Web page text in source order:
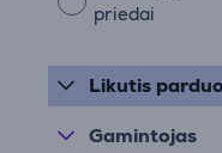
priedai
Likutis
Gamintojas